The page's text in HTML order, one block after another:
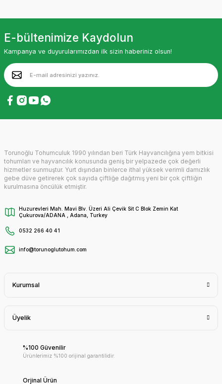
E-bültenimize Kaydolun
Kampanya ve duyurularımızdan ilk sizin haberiniz olsun!
Torunoğlu Tohumculuk 1990 yılından beri Türk Hayvancılığına yem bitkisi
tohumları ve hayvancılık konusunda geniş bir yelpazede çok değerli
hizmetler sunmuştur. Yurt dışından binlerce ithal yüksek verimli damızlık
gebe düve getirerek çok sayıda çiftliğe dağıtmış yeni bir çok çiftliğin
kurulmasına öncülük etmiştir.
Huzurevleri Mah. Mavi Blv. Üzeri Ali Çevik Sit C Blok Zemin Kat
Çukurova/ADANA , Adana, Turkey
0532 266 40 41
info@torunoglutohum.com
Kurumsal
Üyelik
%100 Güvenilir
Ürünlerimiz %100 orijinal garantilidir.
Orjinal Ürün